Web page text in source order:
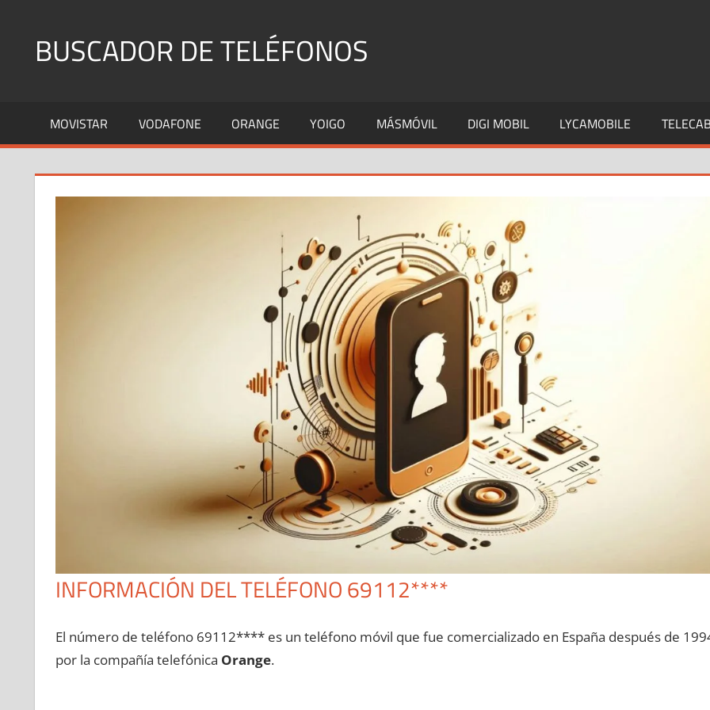
contenidoBUSCADOR DE TELÉFONOS
Fijos
y
MOVISTAR VODAFONE ORANGE YOIGO MÁSMÓVIL DIGI MOBIL LYCAMOBILE
INFORMACIÓN DEL TELÉFONO 69112****
El número dе teléfono 69112**** es un teléfono móvil quе fue comercializado en España después dе
pοr la compañía telefónica Orange.